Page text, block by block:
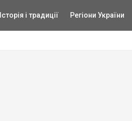
Історія і традиції Регіони України